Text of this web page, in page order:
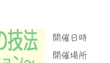
​開催日時
​開催場所